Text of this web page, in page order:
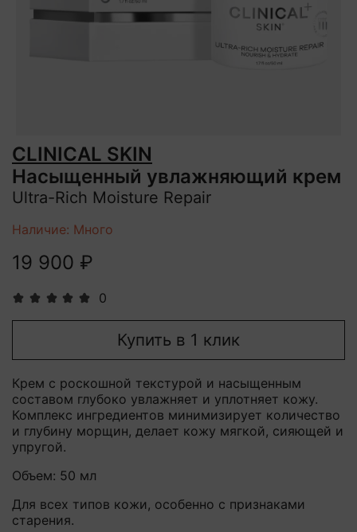
0
CLINICAL SKIN
Насыщенный увлажняющий крем
Ultra-Rich Moisture Repair
Наличие: Много
19 900 ₽
Купить в 1 клик
Крем с роскошной текстурой и насыщенным
составом глубоко увлажняет и уплотняет кожу.
Комплекс ингредиентов минимизирует количество
и глубину морщин, делает кожу мягкой, сияющей и
упругой.
Объем: 50 мл
Для всех типов кожи, особенно с признаками
старения.